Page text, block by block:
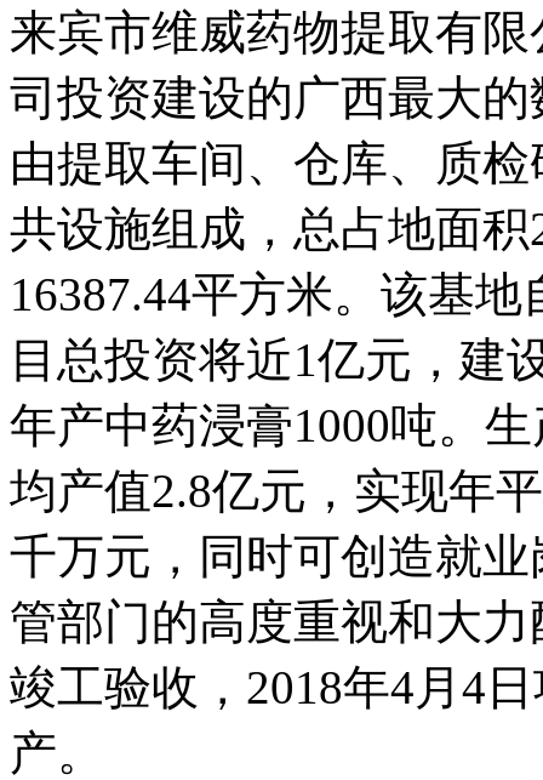
来宾市维威药物提取有
司投资建设的广西最大的
由提取车间、仓库、
共设施组成，总占地面
16387.44平方米。该基地
目总投资将近1亿元，建
年产中药浸膏1000吨。
均产值2.8亿元，实现年
千万元，同时可创造
管部门的高度重视和大力
竣工验收，2018年4月
产。